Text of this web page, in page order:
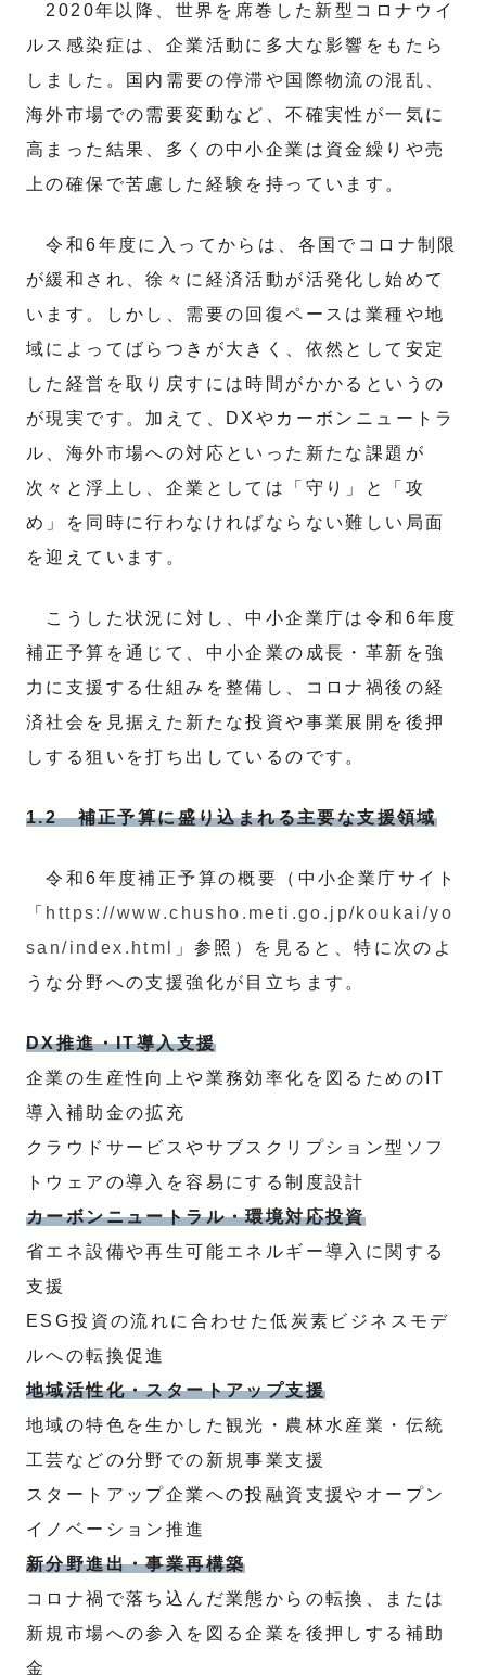
2020年以降、世界を席巻した新型コロナウイ
ルス感染症は、企業活動に多大な影響をもたら
しました。国内需要の停滞や国際物流の混乱、
海外市場での需要変動など、不確実性が一気に
高まった結果、多くの中小企業は資金繰りや売
上の確保で苦慮した経験を持っています。
令和6年度に入ってからは、各国でコロナ制限
が緩和され、徐々に経済活動が活発化し始めて
います。しかし、需要の回復ペースは業種や地
域によってばらつきが大きく、依然として安定
した経営を取り戻すには時間がかかるというの
が現実です。加えて、DXやカーボンニュートラ
ル、海外市場への対応といった新たな課題が
次々と浮上し、企業としては「守り」と「攻
め」を同時に行わなければならない難しい局面
を迎えています。
こうした状況に対し、中小企業庁は令和6年度
補正予算を通じて、中小企業の成長・革新を強
力に支援する仕組みを整備し、コロナ禍後の経
済社会を見据えた新たな投資や事業展開を後押
しする狙いを打ち出しているのです。
1.2 補正予算に盛り込まれる主要な支援領域
令和6年度補正予算の概要（中小企業庁サイト
「 https://www.chusho.meti.go.jp/koukai/yo
san/index.html
」参照）を見ると、特に次のよ
うな分野への支援強化が目立ちます。
DX推進・IT導入支援
企業の生産性向上や業務効率化を図るためのIT
導入補助金の拡充
クラウドサービスやサブスクリプション型ソフ
トウェアの導入を容易にする制度設計
カーボンニュートラル・環境対応投資
省エネ設備や再生可能エネルギー導入に関する
支援
ESG投資の流れに合わせた低炭素ビジネスモデ
ルへの転換促進
地域活性化・スタートアップ支援
地域の特色を生かした観光・農林水産業・伝統
工芸などの分野での新規事業支援
スタートアップ企業への投融資支援やオープン
イノベーション推進
新分野進出・事業再構築
コロナ禍で落ち込んだ業態からの転換、または
新規市場への参入を図る企業を後押しする補助
金